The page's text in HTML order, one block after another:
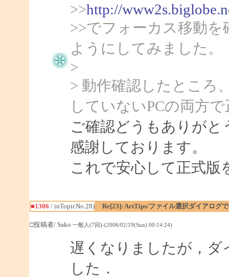
>>http://
>>でフォーカス移動
ようにしてみました。
>
> 動作確認したところ
していないPCの両方
ご確認どうもありがと
感謝しております。
これで安心して正式版
■1306 / inTopicNo.28) Re[23]: ArtTips/ファイル選択ダイアログ
□投稿者/ Sako 一般人(7回)-(2006/02/19(Sun) 00:14:24)
遅くなりましたが，ダ
した．